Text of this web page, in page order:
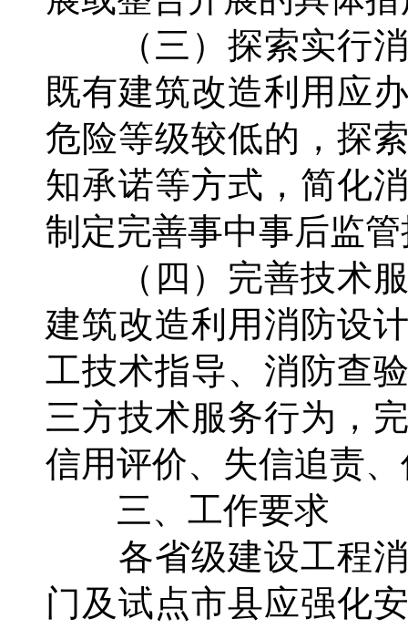
（三）探索实行消
既有建筑改造利用应
危险等级较低的，探
知承诺等方式，简化
制定完善事中事后监
（四）完善技术服
建筑改造利用消防设
工技术指导、消防查
三方技术服务行为，
信用评价、失信追责
三、工作要求
各省级建设工程消
门及试点市县应强化